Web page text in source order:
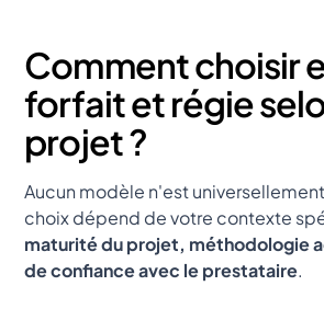
Comment choisir
forfait et régie
projet ?
Aucun modèle n'est
choix dépend de votre contexte
maturité du projet, méthodologie
de confiance avec le prestataire.